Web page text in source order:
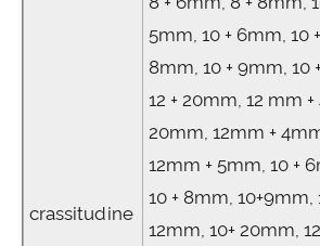
crassitudine
5mm, 10 + 6mm, 10
8mm, 10 + 9mm, 10
12 + 20mm, 12 mm
20mm, 12mm +
12mm + 5mm, 10 +
10 + 8mm, 10+9mm,
12mm, 10+ 20mm,